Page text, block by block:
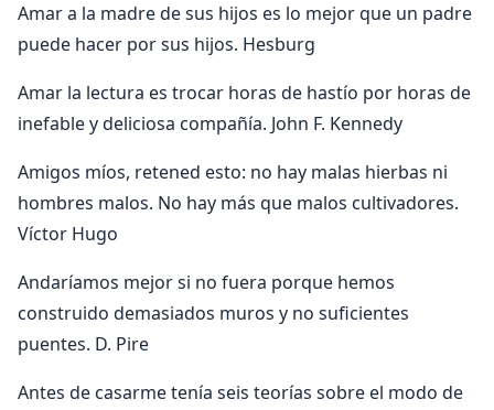
Amar a la madre de sus hijos es lo mejor que un padre
puede hacer por sus hijos. Hesburg
Amar la lectura es trocar horas de hastío por horas de
inefable y deliciosa compañía. John F. Kennedy
Amigos míos, retened esto: no hay malas hierbas ni
hombres malos. No hay más que malos cultivadores.
Víctor Hugo
Andaríamos mejor si no fuera porque hemos
construido demasiados muros y no suficientes
puentes. D. Pire
Antes de casarme tenía seis teorías sobre el modo de